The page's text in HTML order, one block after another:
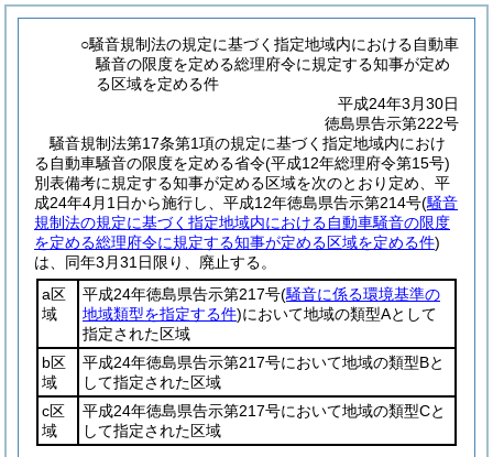
○騒音規制法の規定に基づく指定地域内における自動車
騒音の限度を定める総理府令に規定する知事が定め
る区域を定める件
平成24年3月30日
徳島県告示第222号
騒音規制法第17条第1項の規定に基づく指定地域内におけ
る自動車騒音の限度を定める省令(平成12年総理府令第15号)
別表備考に規定する知事が定める区域を次のとおり定め、平
成24年4月1日から施行し、平成12年徳島県告示第214号(騒音
規制法の規定に基づく指定地域内における自動車騒音の限度
を定める総理府令に規定する知事が定める区域を定める件)
は、同年3月31日限り、廃止する。
a区
域
平成24年徳島県告示第217号(騒音に係る環境基準の
地域類型を指定する件)において地域の類型Aとして
指定された区域
b区
域
平成24年徳島県告示第217号において地域の類型Bと
して指定された区域
c区
域
平成24年徳島県告示第217号において地域の類型Cと
して指定された区域